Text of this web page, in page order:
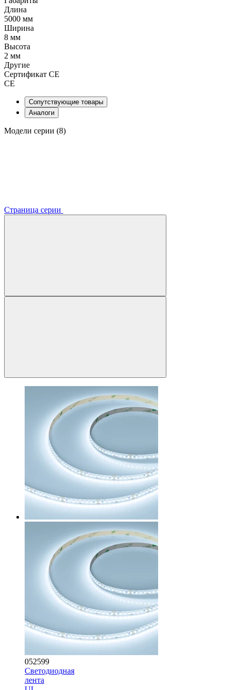
Длина
5000 мм
Ширина
8 мм
Высота
2 мм
Другие
Сертификат CE
CE
Сопутствующие товары
Аналоги
Модели серии (8)
Страница серии
052599
Светодиодная
лента